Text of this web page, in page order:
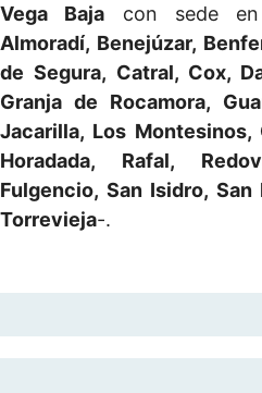
Vega Baja con sede
Almoradí, Benejúzar,
de Segura, Catral, Cox,
Granja de Rocamora,
Jacarilla, Los
Horadada, Rafal,
Fulgencio, San Isidro,
Torrevieja-.